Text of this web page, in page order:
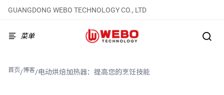
GUANGDONG WEBO TECHNOLOGY CO., LTD
菜单
首页/博客/电动烘焙加热器：提高您的烹饪技能